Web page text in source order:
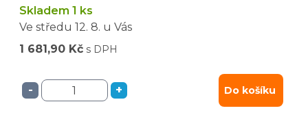
Skladem 1 ks
Ve středu 12. 8. u Vás
1 681,90 Kč s DPH
- + Do košíku